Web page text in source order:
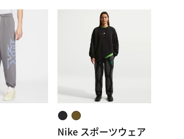
Nike スポーツウェア